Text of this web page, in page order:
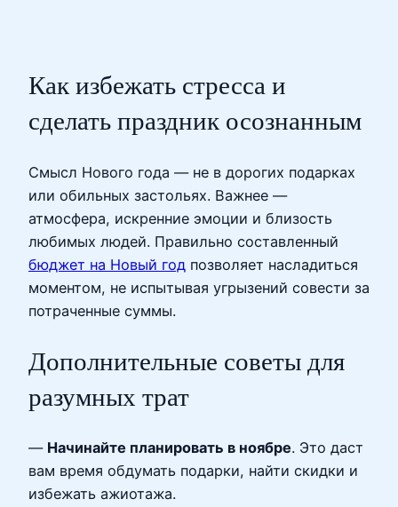
Как избежать стресса и
сделать праздник осознанным
Смысл Нового года — не в дорогих подарках
или обильных застольях. Важнее —
атмосфера, искренние эмоции и близость
любимых людей. Правильно составленный
бюджет на Новый год позволяет насладиться
моментом, не испытывая угрызений совести за
потраченные суммы.
Дополнительные советы для
разумных трат
— Начинайте планировать в ноябре. Это даст
вам время обдумать подарки, найти скидки и
избежать ажиотажа.